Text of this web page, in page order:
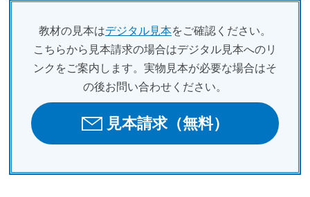
教材の見本はデジタル見本をご確認ください。
こちらから見本請求の場合はデジタル見本へのリ
ンクをご案内します。実物見本が必要な場合はそ
の後お問い合わせください。
見本請求（無料）